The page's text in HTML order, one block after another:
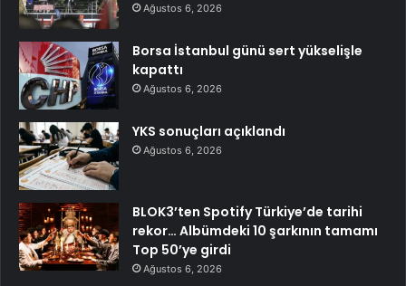
Ağustos 6, 2026
Borsa İstanbul günü sert yükselişle
kapattı
Ağustos 6, 2026
YKS sonuçları açıklandı
Ağustos 6, 2026
BLOK3’ten Spotify Türkiye’de tarihi
rekor… Albümdeki 10 şarkının tamamı
Top 50’ye girdi
Ağustos 6, 2026